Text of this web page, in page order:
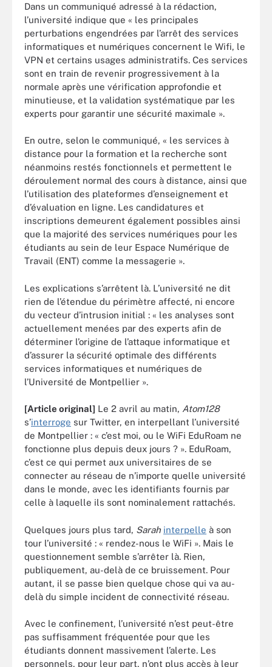
Dans un communiqué adressé à la rédaction,
l’université indique que « les principales
perturbations engendrées par l’arrêt des services
informatiques et numériques concernent le Wifi, le
VPN et certains usages administratifs. Ces services
sont en train de revenir progressivement à la
normale après une vérification approfondie et
minutieuse, et la validation systématique par les
experts pour garantir une sécurité maximale ».
En outre, selon le communiqué, « les services à
distance pour la formation et la recherche sont
néanmoins restés fonctionnels et permettent le
déroulement normal des cours à distance, ainsi que
l’utilisation des plateformes d’enseignement et
d’évaluation en ligne. Les candidatures et
inscriptions demeurent également possibles ainsi
que la majorité des services numériques pour les
étudiants au sein de leur Espace Numérique de
Travail (ENT) comme la messagerie ».
Les explications s’arrêtent là. L’université ne dit
rien de l’étendue du périmètre affecté, ni encore
du vecteur d’intrusion initial : « les analyses sont
actuellement menées par des experts afin de
déterminer l’origine de l’attaque informatique et
d’assurer la sécurité optimale des différents
services informatiques et numériques de
l’Université de Montpellier ».
[Article original] Le 2 avril au matin, Atom128
s’interroge sur Twitter, en interpellant l’université
de Montpellier : « c’est moi, ou le WiFi EduRoam ne
fonctionne plus depuis deux jours ? ». EduRoam,
c’est ce qui permet aux universitaires de se
connecter au réseau de n’importe quelle université
dans le monde, avec les identifiants fournis par
celle à laquelle ils sont nominalement rattachés.
Quelques jours plus tard, Sarah interpelle à son
tour l’université : « rendez-nous le WiFi ». Mais le
questionnement semble s’arrêter là. Rien,
publiquement, au-delà de ce bruissement. Pour
autant, il se passe bien quelque chose qui va au-
delà du simple incident de connectivité réseau.
Avec le confinement, l’université n’est peut-être
pas suffisamment fréquentée pour que les
étudiants donnent massivement l’alerte. Les
personnels, pour leur part, n’ont plus accès à leur